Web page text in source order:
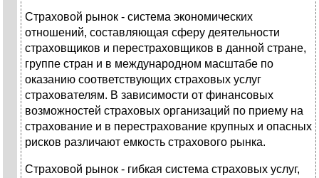
Страховой рынок - система экономических
отношений, составляющая сферу деятельности
страховщиков и перестраховщиков в данной стране,
группе стран и в международном масштабе по
оказанию соответствующих страховых услуг
страхователям. В зависимости от финансовых
возможностей страховых организаций по приему на
страхование и в перестрахование крупных и опасных
рисков различают емкость страхового рынка.
Страховой рынок - гибкая система страховых услуг,